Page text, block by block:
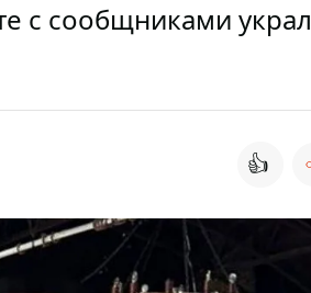
с сообщниками украл
👍